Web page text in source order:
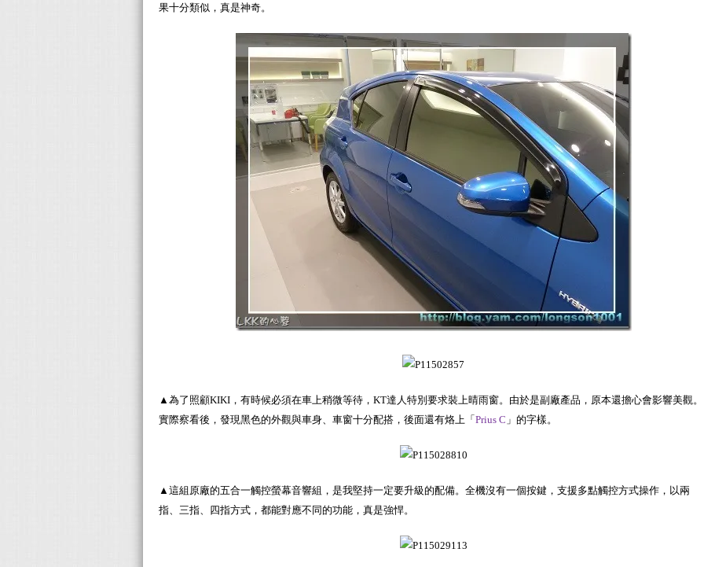
果十分類似，真是神奇。
▲為了照顧KIKI，有時候必須在車上稍微等待，KT達人特別要求裝上晴雨窗。由於是副廠產品，原本還擔心會影響美觀。
實際察看後，發現黑色的外觀與車身、車窗十分配搭，後面還有烙上「 Prius C 」的字樣。
▲這組原廠的五合一觸控螢幕音響組，是我堅持一定要升級的配備。全機沒有一個按鍵，支援多點觸控方式操作，以兩
指、三指、四指方式，都能對應不同的功能，真是強悍。